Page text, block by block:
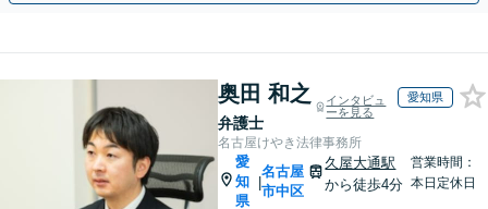
奥田 和之
弁護士
インタビュ
ーを見る
愛知県
名古屋けやき法律事務所
愛
知
県
|
名古屋
市中区
久屋大通駅
から徒歩4分
営業時間：
本日定休日